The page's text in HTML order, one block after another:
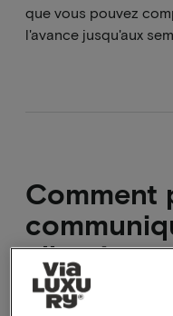
que vous pouvez
l'avance jusqu'aux
Comment
allergies